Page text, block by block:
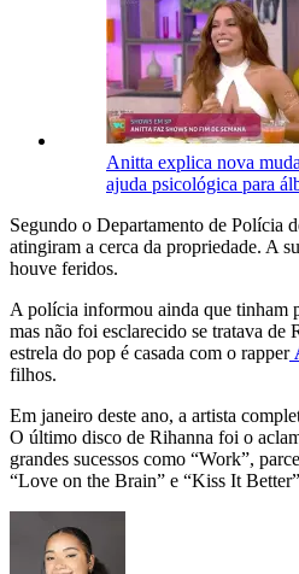
Anitta explica nova
ajuda psicológica para
Segundo o Departamento de Polícia
atingiram a cerca da propriedade. A
houve feridos.
A polícia informou ainda que tinham
mas não foi esclarecido se tratava de
estrela do pop é casada com o rapper
filhos.
Em janeiro deste ano, a artista
O último disco de Rihanna foi o
grandes sucessos como “Work”,
“Love on the Brain” e “Kiss It